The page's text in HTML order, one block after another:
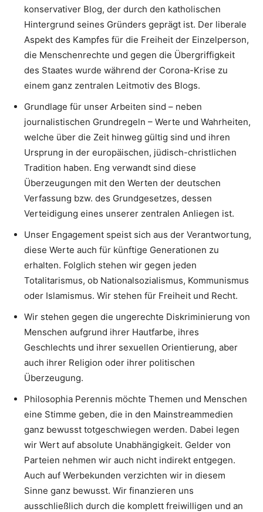
konservativer Blog, der durch den katholischen
Hintergrund seines Gründers geprägt ist. Der liberale
Aspekt des Kampfes für die Freiheit der Einzelperson,
die Menschenrechte und gegen die Übergriffigkeit
des Staates wurde während der Corona-Krise zu
einem ganz zentralen Leitmotiv des Blogs.
Grundlage für unser Arbeiten sind – neben
journalistischen Grundregeln – Werte und Wahrheiten,
welche über die Zeit hinweg gültig sind und ihren
Ursprung in der europäischen, jüdisch-christlichen
Tradition haben. Eng verwandt sind diese
Überzeugungen mit den Werten der deutschen
Verfassung bzw. des Grundgesetzes, dessen
Verteidigung eines unserer zentralen Anliegen ist.
Unser Engagement speist sich aus der Verantwortung,
diese Werte auch für künftige Generationen zu
erhalten. Folglich stehen wir gegen jeden
Totalitarismus, ob Nationalsozialismus, Kommunismus
oder Islamismus. Wir stehen für Freiheit und Recht.
Wir stehen gegen die ungerechte Diskriminierung von
Menschen aufgrund ihrer Hautfarbe, ihres
Geschlechts und ihrer sexuellen Orientierung, aber
auch ihrer Religion oder ihrer politischen
Überzeugung.
Philosophia Perennis möchte Themen und Menschen
eine Stimme geben, die in den Mainstreammedien
ganz bewusst totgeschwiegen werden. Dabei legen
wir Wert auf absolute Unabhängigkeit. Gelder von
Parteien nehmen wir auch nicht indirekt entgegen.
Auch auf Werbekunden verzichten wir in diesem
Sinne ganz bewusst. Wir finanzieren uns
ausschließlich durch die komplett freiwilligen und an